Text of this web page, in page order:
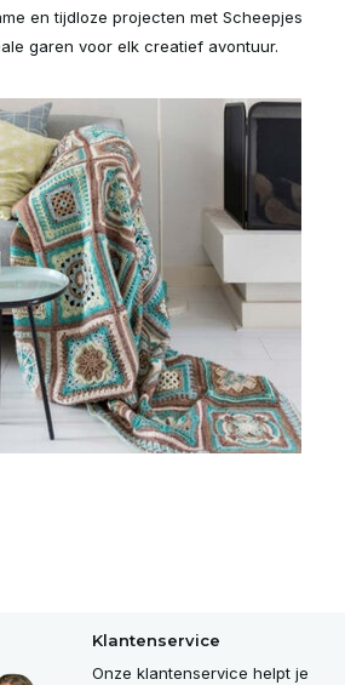
en tijdloze projecten met Scheepjes
garen voor elk creatief avontuur.
Klantenservice
Onze klantenservice helpt je